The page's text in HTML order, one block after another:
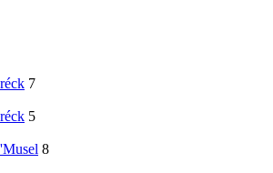
7
5
8